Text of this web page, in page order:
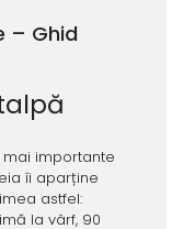
– Ghid
importante
îi aparține
astfel:
la vârf, 90